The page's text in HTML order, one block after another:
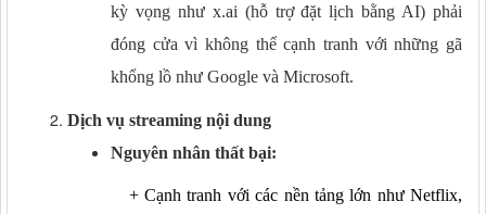
kỳ vọng như x.ai (hỗ trợ đặt lịch bằng AI) phải
đóng cửa vì không thể cạnh tranh với những gã
khổng lồ như Google và Microsoft.
Dịch vụ streaming nội dung
Nguyên nhân thất bại:
+Cạnh tranh với các nền tảng lớn như Netflix,